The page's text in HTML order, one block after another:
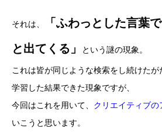
それは、
「ふわっとした言葉
と出てくる」
という謎の現象。
これは皆が同じような検索をし続けた
学習した結果できた現象ですが、
今回はこれを用いて、 クリエイティブの
いこうと思います。